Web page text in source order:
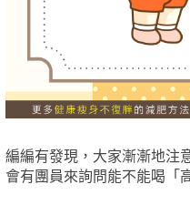
編編有發現，大家漸漸地注
會有團員來詢問能不能喝「